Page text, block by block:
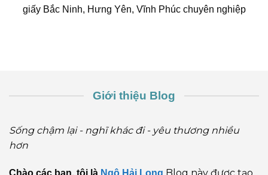
giấy Bắc Ninh, Hưng Yên, Vĩnh Phúc chuyên nghiệp
Giới thiệu Blog
Sống chậm lại - nghĩ khác đi - yêu thương nhiều
hơn
Chào các bạn, tôi là Ngô Hải Long